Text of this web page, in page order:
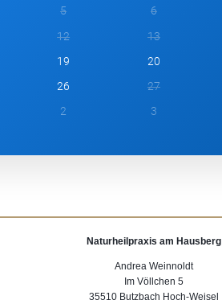
5 6
12 13
19 20
26 27
2 3
Naturheilpraxis am Hausberg
Andrea Weinnoldt
Im Völlchen 5
35510 Butzbach Hoch-Weisel